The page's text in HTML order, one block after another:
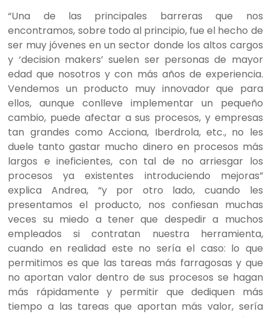
“Una de las principales barreras que nos
encontramos, sobre todo al principio, fue el hecho de
ser muy jóvenes en un sector donde los altos cargos
y ‘decision makers’ suelen ser personas de mayor
edad que nosotros y con más años de experiencia.
Vendemos un producto muy innovador que para
ellos, aunque conlleve implementar un pequeño
cambio, puede afectar a sus procesos, y empresas
tan grandes como Acciona, Iberdrola, etc., no les
duele tanto gastar mucho dinero en procesos más
largos e ineficientes, con tal de no arriesgar los
procesos ya existentes introduciendo mejoras”
explica Andrea, “y por otro lado, cuando les
presentamos el producto, nos confiesan muchas
veces su miedo a tener que despedir a muchos
empleados si contratan nuestra herramienta,
cuando en realidad este no sería el caso: lo que
permitimos es que las tareas más farragosas y que
no aportan valor dentro de sus procesos se hagan
más rápidamente y permitir que dediquen más
tiempo a las tareas que aportan más valor, sería